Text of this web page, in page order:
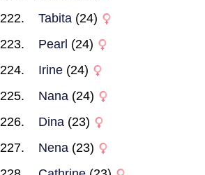
Tabita (24)
Pearl (24)
Irine (24)
Nana (24)
Dina (23)
Nena (23)